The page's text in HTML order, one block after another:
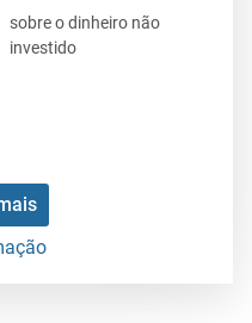
sobre o dinheiro não
investido